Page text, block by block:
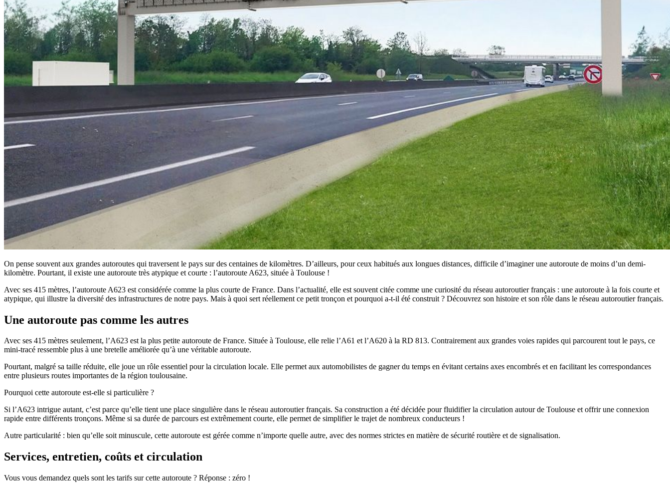
On pense souvent aux grandes autoroutes qui traversent le pays sur des centaines de kilomètres. D’ailleurs, pour ceux habitués aux longues distances, difficile d’imaginer une autoroute de moins d’un demi-
kilomètre. Pourtant, il existe une autoroute très atypique et courte : l’autoroute A623, située à Toulouse !
Avec ses 415 mètres, l’autoroute A623 est considérée comme la plus courte de France. Dans l’actualité, elle est souvent citée comme une curiosité du réseau autoroutier français : une autoroute à la fois courte et
atypique, qui illustre la diversité des infrastructures de notre pays. Mais à quoi sert réellement ce petit tronçon et pourquoi a-t-il été construit ? Découvrez son histoire et son rôle dans le réseau autoroutier français.
Une autoroute pas comme les autres
Avec ses 415 mètres seulement, l’A623 est la plus petite autoroute de France. Située à Toulouse, elle relie l’A61 et l’A620 à la RD 813. Contrairement aux grandes voies rapides qui parcourent tout le pays, ce
mini-tracé ressemble plus à une bretelle améliorée qu’à une véritable autoroute.
Pourtant, malgré sa taille réduite, elle joue un rôle essentiel pour la circulation locale. Elle permet aux automobilistes de gagner du temps en évitant certains axes encombrés et en facilitant les correspondances
entre plusieurs routes importantes de la région toulousaine.
Pourquoi cette autoroute est-elle si particulière ?
Si l’A623 intrigue autant, c’est parce qu’elle tient une place singulière dans le réseau autoroutier français. Sa construction a été décidée pour fluidifier la circulation autour de Toulouse et offrir une connexion
rapide entre différents tronçons. Même si sa durée de parcours est extrêmement courte, elle permet de simplifier le trajet de nombreux conducteurs !
Autre particularité : bien qu’elle soit minuscule, cette autoroute est gérée comme n’importe quelle autre, avec des normes strictes en matière de sécurité routière et de signalisation.
Services, entretien, coûts et circulation
Vous vous demandez quels sont les tarifs sur cette autoroute ? Réponse : zéro !